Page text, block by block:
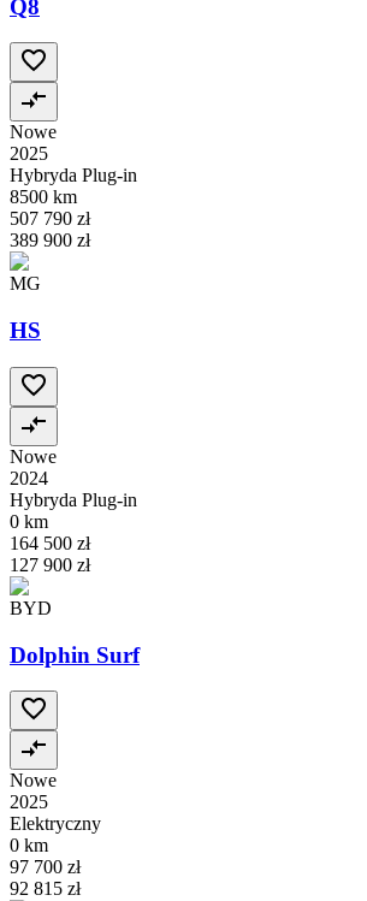
Q8
Nowe
2025
Hybryda Plug-in
8500 km
507 790 zł
389 900 zł
MG
HS
Nowe
2024
Hybryda Plug-in
0 km
164 500 zł
127 900 zł
BYD
Dolphin Surf
Nowe
2025
Elektryczny
0 km
97 700 zł
92 815 zł